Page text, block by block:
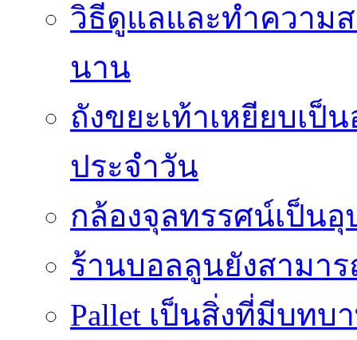
วิธีดูแลและทำความ
นาน
ถังขยะเท้าเหยียบเ
ประจำวัน
กล้องจุลทรรศน์เป็น
ร้านบอลลูนยังสามาร
Pallet เป็นสิ่งที่มีบท